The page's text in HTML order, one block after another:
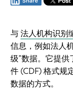
与法人机构识别
信息，例如法人
级”数据。它提供
件 (CDF) 格式规
数据的方式。